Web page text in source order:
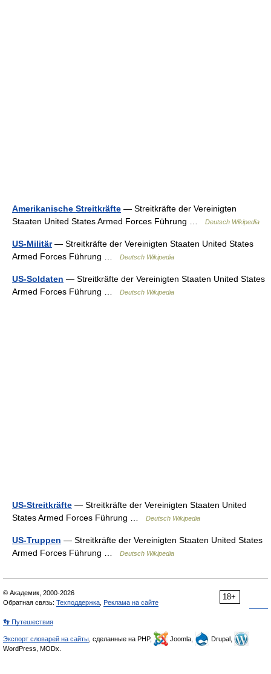
Amerikanische Streitkräfte — Streitkräfte der Vereinigten
Staaten United States Armed Forces Führung …
Deutsch Wikipedia
US-Militär— Streitkräfte der Vereinigten Staaten United States
Armed Forces Führung …
Deutsch Wikipedia
US-Soldaten — Streitkräfte der Vereinigten Staaten United States
Armed Forces Führung …
Deutsch Wikipedia
US-Streitkräfte — Streitkräfte der Vereinigten Staaten United
States Armed Forces Führung …
Deutsch Wikipedia
US-Truppen — Streitkräfte der Vereinigten Staaten United States
Armed Forces Führung …
Deutsch Wikipedia
18+
© Академик, 2000-2026
Обратная связь: Техподдержка Реклама на сайте
👣 Путешествия
Экспорт словарей на сайты , сделанные на PHP, Joomla,
Drupal,
WordPress, MODx.